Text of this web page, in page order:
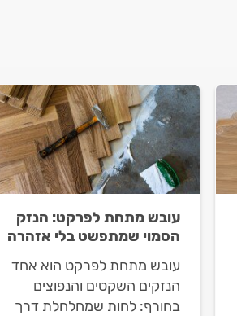
עובש מתחת לפרקט: הנזק
הסמוי שמתפשט בלי אזהרה
עובש מתחת לפרקט הוא אחד
הנזקים השקטים והנפוצים
בחורף: לחות שמחלחלת דרך